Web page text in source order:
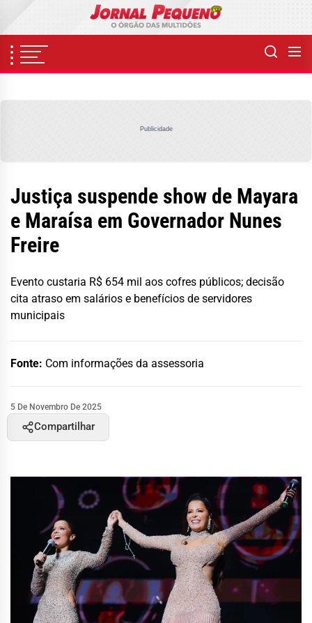
content
Publicidade
Justiça suspende show de Mayara
e Maraísa em Governador Nunes
Freire
Evento custaria R$ 654 mil aos cofres públicos; decisão
cita atraso em salários e benefícios de servidores
municipais
Fonte: Com informações da assessoria
5 De Novembro De 2025
Compartilhar